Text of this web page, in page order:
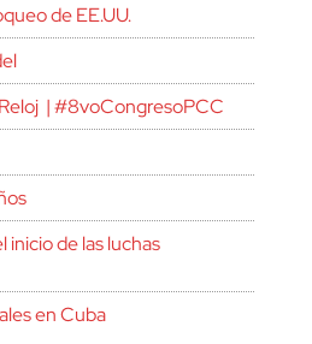
de EE.UU.
| #8voCongresoPCC
inicio de las luchas
en Cuba